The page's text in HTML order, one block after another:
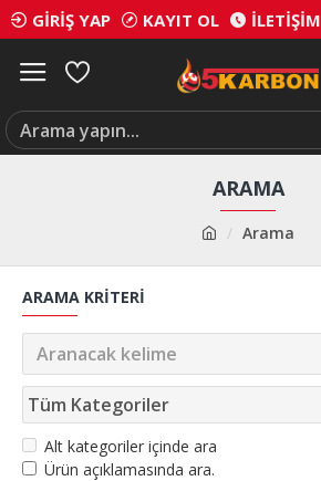
GIRIŞ YAP KAYIT OL İLETIŞIM
Arama
ARAMA
ARAMA KRITERI
Alt kategoriler içinde ara
Ürün açıklamasında ara.